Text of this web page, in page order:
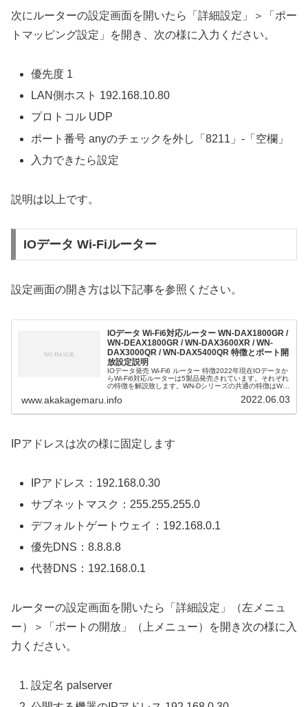
次にルーターの設定画面を開いたら「詳細設定」＞「ポー
トマッピング設定」を開き、次の様に入力ください。
優先度 1
LAN側ホスト 192.168.10.80
プロトコル UDP
ポート番号 anyのチェックを外し「8211」-「空欄」
入力できたら設定
説明は以上です。
IOデータ Wi-Fiルーター
設定画面の開き方は以下記事を参照ください。
IOデータ Wi-Fi6対応ルーター WN-DAX1800GR /
WN-DEAX1800GR / WN-DAX3600XR / WN-
DAX3000QR / WN-DAX5400QR 特徴とポート開
放設定説明
IOデータ発売 Wi-Fi6 ルーター 特徴2022年現在IOデータか
らWi-Fi6対応ルーターは5製品発売されています。それぞれ
の特徴を解説致します。WN-Dシリーズの共通の特徴はWi-
www.akakagemaru.info 2022.06.03
IPアドレスは次の様に固定します
IPアドレス：192.168.0.30
サブネットマスク：255.255.255.0
デフォルトゲートウェイ：192.168.0.1
優先DNS：8.8.8.8
代替DNS：192.168.0.1
ルーターの設定画面を開いたら「詳細設定」（左メニュ
ー）＞「ポートの開放」（上メニュー）を開き次の様に入
力ください。
設定名 palserver